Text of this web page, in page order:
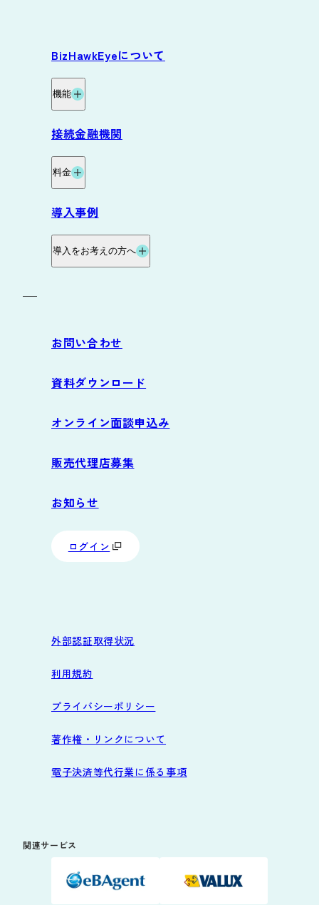
BizHawkEyeについて
機能
機能
グループ資金管理オプション
接続金融機関
料金
料金・プラン
料金試算
導入事例
導入をお考えの方へ
サポート
よくあるご質問
動作環境
お問い合わせ
資料ダウンロード
オンライン面談申込み
販売代理店募集
お知らせ
ログイン
外部認証取得状況
利用規約
プライバシーポリシー
著作権・リンクについて
電子決済等代行業に係る事項
関連サービス